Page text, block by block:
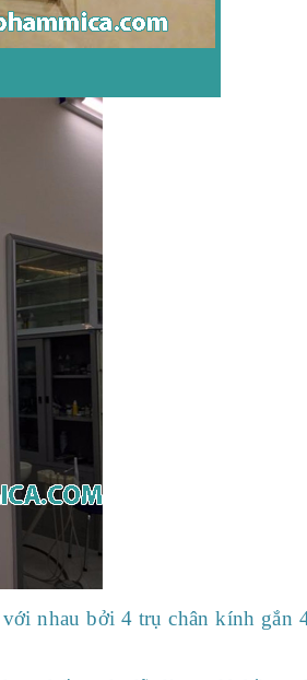
nhau bởi 4 trụ chân kính gắn